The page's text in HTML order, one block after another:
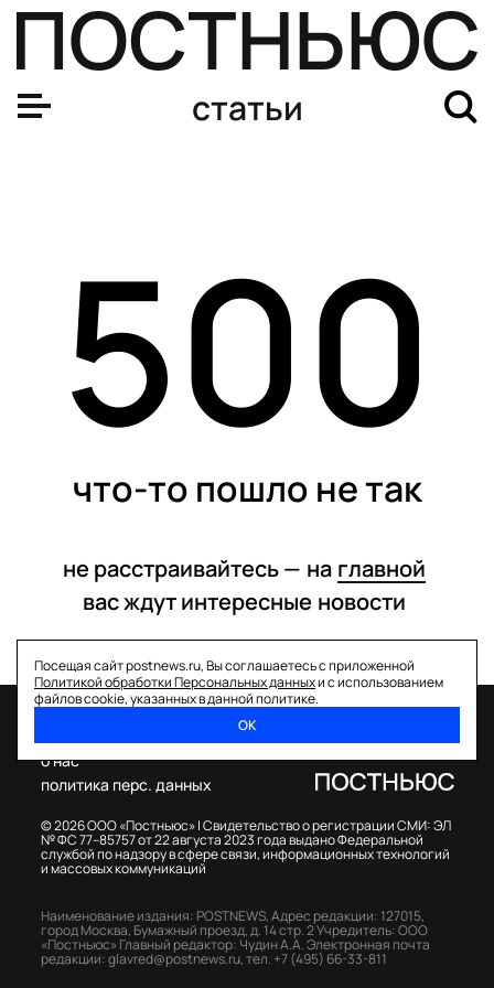
статьи
500
что-то пошло не так
не расстраивайтесь — на главной
вас ждут интересные новости
Посещая сайт postnews.ru, Вы соглашаетесь с приложенной
Политикой обработки Персональных данныхи с использованием
файлов cookie, указанных в данной политике.
ОК
© 2026 ООО «Постньюс» |Свидетельство о регистрации СМИ: ЭЛ
№ ФС 77–85757 от 22 августа 2023 года выдано Федеральной
службой по надзору в сфере связи, информационных технологий
и массовых коммуникаций
о нас
политика перс. данных
Наименование издания: POSTNEWS,Адрес редакции: 127015,
город Москва, Бумажный проезд, д. 14 стр. 2Учредитель: ООО
«Постньюс» Главный редактор: Чудин А.А.Электронная почта
редакции:glavred@postnews.ru,тел. +7 (495) 66-33-811